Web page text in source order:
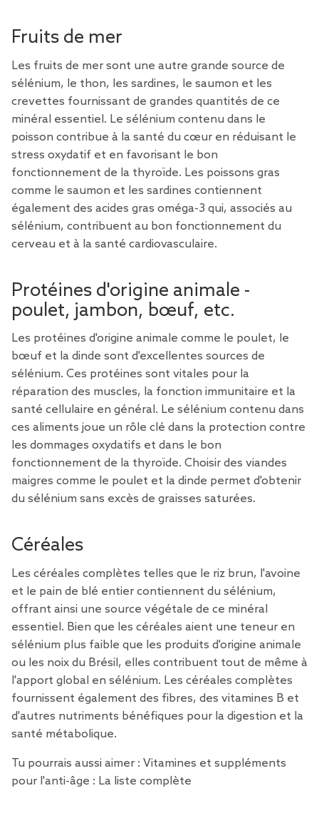
Fruits de mer
Les fruits de mer sont une autre grande source de
sélénium, le thon, les sardines, le saumon et les
crevettes fournissant de grandes quantités de ce
minéral essentiel. Le sélénium contenu dans le
poisson contribue à la santé du cœur en réduisant le
stress oxydatif et en favorisant le bon
fonctionnement de la thyroïde. Les poissons gras
comme le saumon et les sardines contiennent
également des acides gras oméga-3 qui, associés au
sélénium, contribuent au bon fonctionnement du
cerveau et à la santé cardiovasculaire.
Protéines d'origine animale -
poulet, jambon, bœuf, etc.
Les protéines d'origine animale comme le poulet, le
bœuf et la dinde sont d'excellentes sources de
sélénium. Ces protéines sont vitales pour la
réparation des muscles, la fonction immunitaire et la
santé cellulaire en général. Le sélénium contenu dans
ces aliments joue un rôle clé dans la protection contre
les dommages oxydatifs et dans le bon
fonctionnement de la thyroïde. Choisir des viandes
maigres comme le poulet et la dinde permet d'obtenir
du sélénium sans excès de graisses saturées.
Céréales
Les céréales complètes telles que le riz brun, l'avoine
et le pain de blé entier contiennent du sélénium,
offrant ainsi une source végétale de ce minéral
essentiel. Bien que les céréales aient une teneur en
sélénium plus faible que les produits d'origine animale
ou les noix du Brésil, elles contribuent tout de même à
l'apport global en sélénium. Les céréales complètes
fournissent également des fibres, des vitamines B et
d'autres nutriments bénéfiques pour la digestion et la
santé métabolique.
Tu pourrais aussi aimer : Vitamines et suppléments
pour l'anti-âge : La liste complète